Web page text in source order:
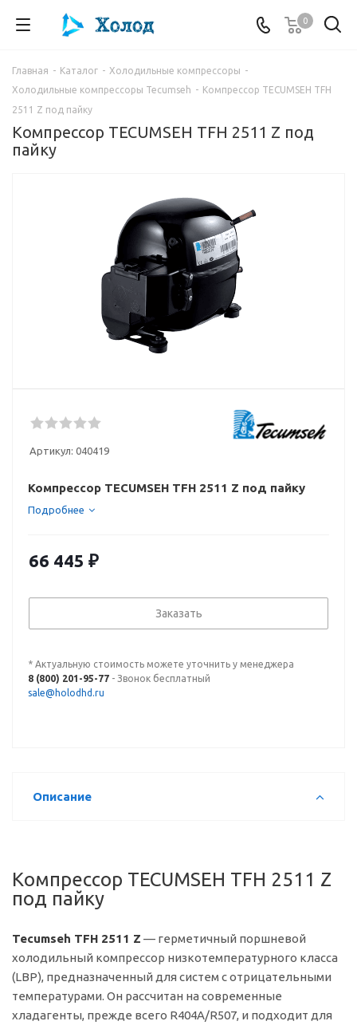
0
Главная - Каталог - Холодильные компрессоры -
Холодильные компрессоры Tecumseh - Компрессор TECUMSEH TFH
2511 Z под пайку
Компрессор TECUMSEH TFH 2511 Z под
пайку
Артикул: 040419
Компрессор TECUMSEH TFH 2511 Z под пайку
Подробнее
66 445 ₽
Заказать
* Актуальную стоимость можете уточнить у менеджера
8 (800) 201-95-77 - Звонок бесплатный
sale@holodhd.ru
Описание
Компрессор TECUMSEH TFH 2511 Z
под пайку
Tecumseh TFH 2511 Z — герметичный поршневой
холодильный компрессор низкотемпературного класса
(LBP), предназначенный для систем с отрицательными
температурами. Он рассчитан на современные
хладагенты, прежде всего R404A/R507, и подходит для